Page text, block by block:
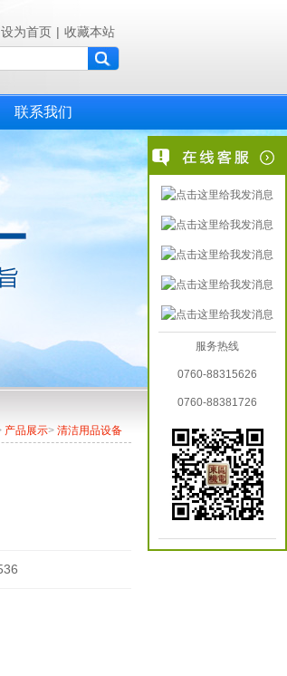
设为首页 | 收藏本站
联系我们
产品展示> 清洁用品设备
服务热线
0760-88315626
0760-88381726